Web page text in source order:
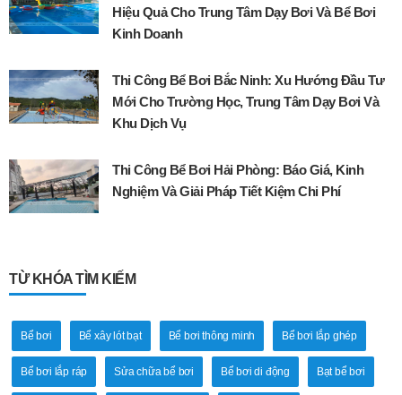
Hiệu Quả Cho Trung Tâm Dạy Bơi Và Bể Bơi
Kinh Doanh
Thi Công Bể Bơi Bắc Ninh: Xu Hướng Đầu Tư
Mới Cho Trường Học, Trung Tâm Dạy Bơi Và
Khu Dịch Vụ
Thi Công Bể Bơi Hải Phòng: Báo Giá, Kinh
Nghiệm Và Giải Pháp Tiết Kiệm Chi Phí
TỪ KHÓA TÌM KIẾM
Bể bơi Bể xây lót bạt Bể bơi thông minh Bể bơi lắp ghép
Bể bơi lắp ráp Sửa chữa bể bơi Bể bơi di động Bạt bể bơi